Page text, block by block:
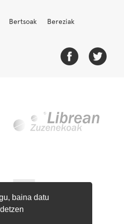
baina datu
Bertsoak
Bereziak